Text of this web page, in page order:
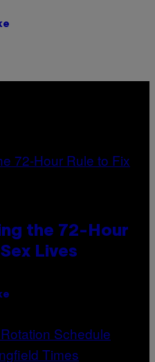
the 72-Hour
Lives